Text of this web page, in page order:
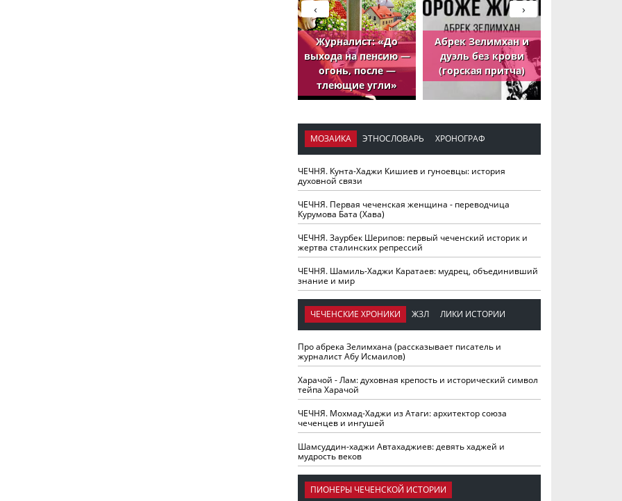
Журналист: «До
выхода на пенсию —
огонь, после —
тлеющие угли»
Абрек Зелимхан и
дуэль без крови
(горская притча)
›
‹
МОЗАИКА ЭТНОСЛОВАРЬ ХРОНОГРАФ
ЧЕЧНЯ. Кунта-Хаджи Кишиев и гуноевцы: история
духовной связи
ЧЕЧНЯ. Первая чеченская женщина - переводчица
Курумова Бата (Хава)
ЧЕЧНЯ. Заурбек Шерипов: первый чеченский историк и
жертва сталинских репрессий
ЧЕЧНЯ. Шамиль-Хаджи Каратаев: мудрец, объединивший
знание и мир
ЧЕЧЕНСКИЕ ХРОНИКИ ЖЗЛ ЛИКИ ИСТОРИИ
Про абрека Зелимхана (рассказывает писатель и
журналист Абу Исмаилов)
Харачой - Лам: духовная крепость и исторический символ
тейпа Харачой
ЧЕЧНЯ. Мохмад-Хаджи из Атаги: архитектор союза
чеченцев и ингушей
Шамсуддин-хаджи Автахаджиев: девять хаджей и
мудрость веков
ПИОНЕРЫ ЧЕЧЕНСКОЙ ИСТОРИИ